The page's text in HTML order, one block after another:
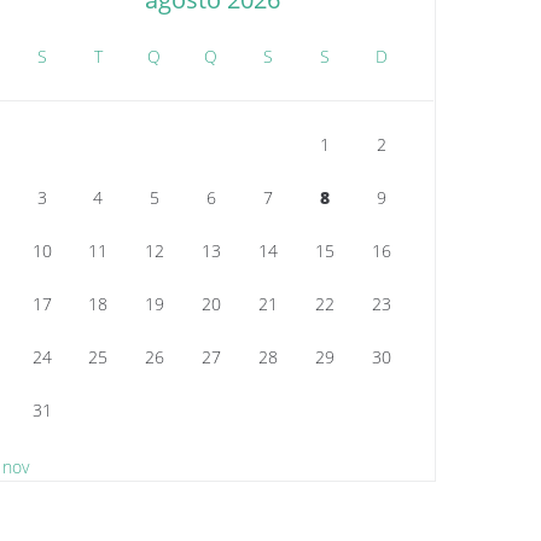
S T Q Q S S D
1 2
3 4 5 6 7 8 9
10 11 12 13 14 15 16
17 18 19 20 21 22 23
24 25 26 27 28 29 30
31